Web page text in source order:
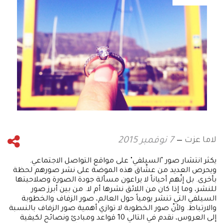
لاما عزت 7 نوفمبر 2015
يكثر انتشار صور "السيلفي" على مواقع التواصل الاجتماعي.
ويحرص العديد من عشّاق هذه الموضة على نشر صورهم لحظة
بأخرى. بل إنّهم أحياناً لا يراعون مسألة جودة الصورة وصلاحيتها
للنشر، وما إذا كان من اللائق نشرها أم لا. من بين أبرز صور
السيلفي التي تنشر يومياً حول العالم، صور الزفاف والخطوبة
والارتباط. ولأنّ صور الخطوبة لا توازي أهمية صور الزفاف بالنسبة
إلى العروس، نقدم في التالي 10 قواعد ومبادئ ونصائح لكيفية